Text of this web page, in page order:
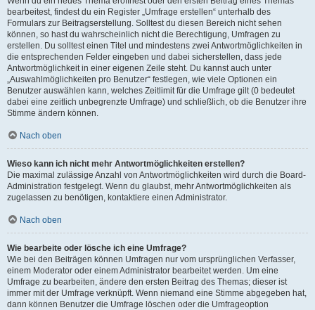
bearbeitest, findest du ein Register „Umfrage erstellen“ unterhalb des
Formulars zur Beitragserstellung. Solltest du diesen Bereich nicht sehen
können, so hast du wahrscheinlich nicht die Berechtigung, Umfragen zu
erstellen. Du solltest einen Titel und mindestens zwei Antwortmöglichkeiten in
die entsprechenden Felder eingeben und dabei sicherstellen, dass jede
Antwortmöglichkeit in einer eigenen Zeile steht. Du kannst auch unter
„Auswahlmöglichkeiten pro Benutzer“ festlegen, wie viele Optionen ein
Benutzer auswählen kann, welches Zeitlimit für die Umfrage gilt (0 bedeutet
dabei eine zeitlich unbegrenzte Umfrage) und schließlich, ob die Benutzer ihre
Stimme ändern können.
Nach oben
Wieso kann ich nicht mehr Antwortmöglichkeiten erstellen?
Die maximal zulässige Anzahl von Antwortmöglichkeiten wird durch die Board-
Administration festgelegt. Wenn du glaubst, mehr Antwortmöglichkeiten als
zugelassen zu benötigen, kontaktiere einen Administrator.
Nach oben
Wie bearbeite oder lösche ich eine Umfrage?
Wie bei den Beiträgen können Umfragen nur vom ursprünglichen Verfasser,
einem Moderator oder einem Administrator bearbeitet werden. Um eine
Umfrage zu bearbeiten, ändere den ersten Beitrag des Themas; dieser ist
immer mit der Umfrage verknüpft. Wenn niemand eine Stimme abgegeben hat,
dann können Benutzer die Umfrage löschen oder die Umfrageoption